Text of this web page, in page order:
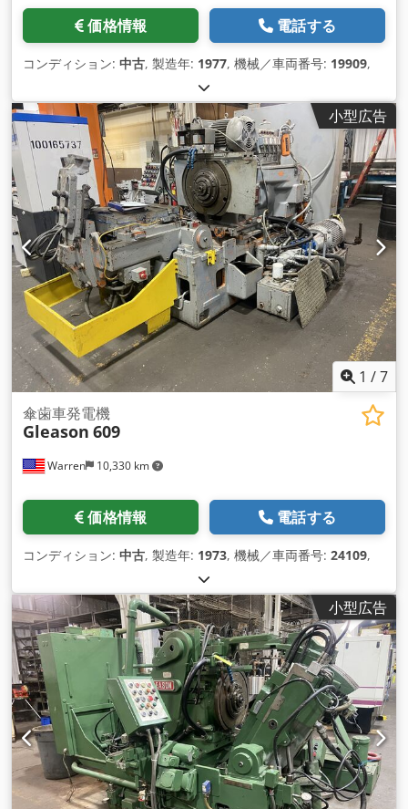
ンチ 機械重量（概算） 10980 kg / 24,156#
価格情報 電話する
コンディション: 中古, 製造年: 1977, 機械／車両番号: 19909,
小型広告
1 /7
Warren 10,330 km
傘歯車発電機
Gleason 609
価格情報 電話する
コンディション: 中古, 製造年: 1973, 機械／車両番号: 24109,
小型広告